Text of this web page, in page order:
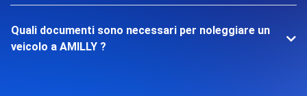
Quali documenti sono necessari per noleggiare un
veicolo a AMILLY ?